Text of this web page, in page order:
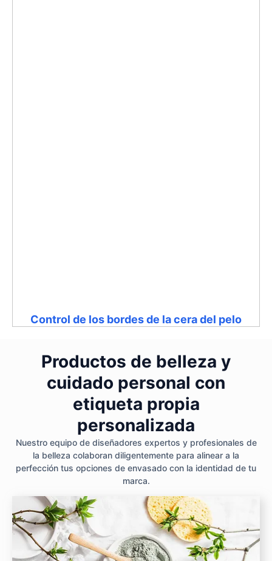
Control de los bordes de la cera del pelo
Productos de belleza y
cuidado personal con
etiqueta propia
personalizada
Nuestro equipo de diseñadores expertos y profesionales de
la belleza colaboran diligentemente para alinear a la
perfección tus opciones de envasado con la identidad de tu
marca.